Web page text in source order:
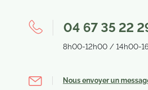
04 67 35 22
8h00-12h00 / 14h00-
Nous envoyer un